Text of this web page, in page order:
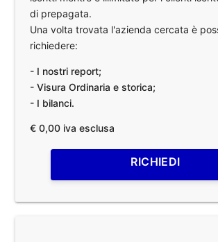
di prepagata.
Una volta trovata l'azienda cercata è
richiedere:
- I nostri report;
- Visura Ordinaria e storica;
- I bilanci.
€ 0,00 iva esclusa
RICHIEDI